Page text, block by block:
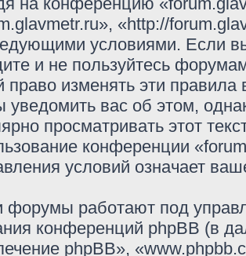
«http://
условиями. Если
и не пользуйтесь
право изменять эти
уведомить вас об этом,
просматривать этот
конференции
условий означает
работают под
конференций phpBB (в
phpBB»,